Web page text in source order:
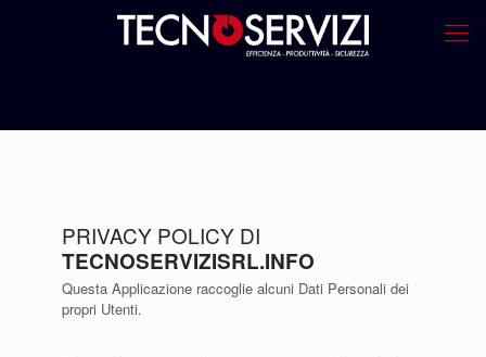
PRIVACY POLICY DI
TECNOSERVIZISRL.INFO
Questa Applicazione raccoglie alcuni Dati Personali dei
propri Utenti.